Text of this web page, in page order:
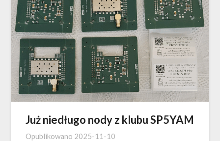
Już niedługo nody z klubu SP5YAM
Opublikowano 2025-11-10